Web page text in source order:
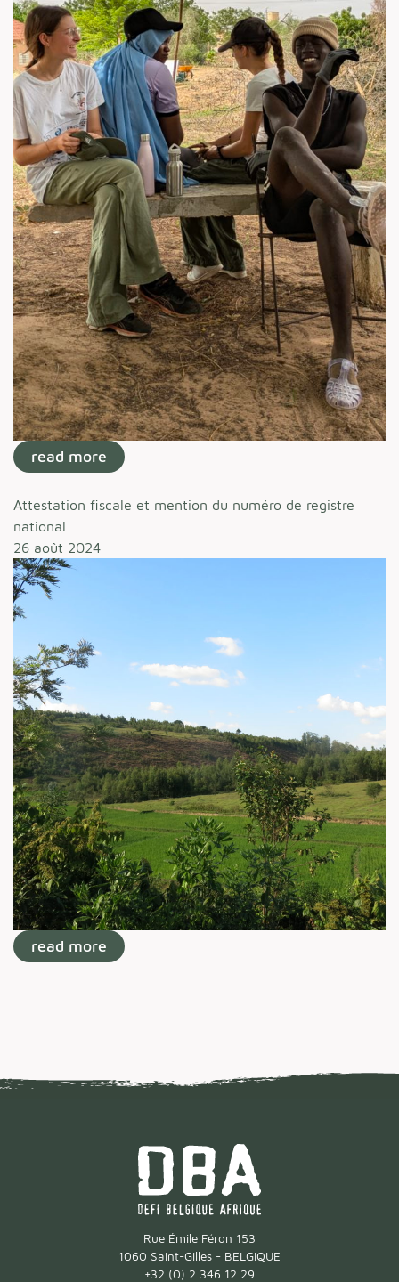
read more
Attestation fiscale et mention du numéro de registre
national
26 août 2024
read more
Rue Émile Féron 153
1060 Saint-Gilles - BELGIQUE
+32 (0) 2 346 12 29